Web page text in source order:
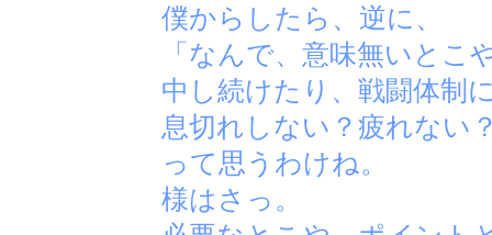
僕からしたら、逆に、
「なんで、意味無いと
中し続けたり、戦闘体制
息切れしない？疲れない
って思うわけね。
様はさっ。